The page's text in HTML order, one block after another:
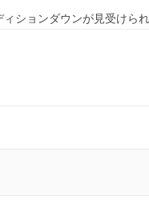
ションダウンが見受けられ